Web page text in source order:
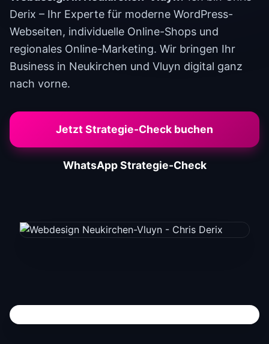
Derix – Ihr Experte für moderne WordPress-
Webseiten, individuelle Online-Shops und
regionales Online-Marketing. Wir bringen Ihr
Business in Neukirchen und Vluyn digital ganz
nach vorne.
Jetzt Strategie-Check buchen
WhatsApp Strategie-Check